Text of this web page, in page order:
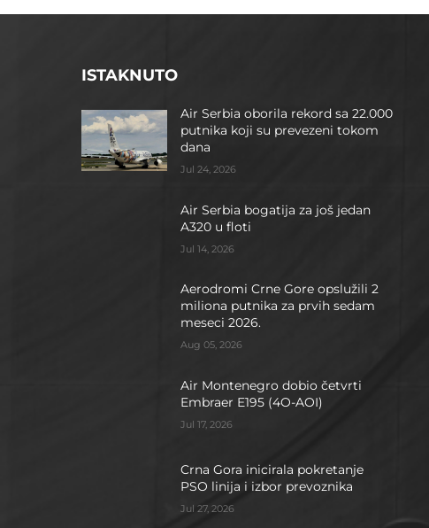
ISTAKNUTO
Air Serbia oborila rekord sa 22.000
putnika koji su prevezeni tokom
dana
Jul 24, 2026
Air Serbia bogatija za još jedan
A320 u floti
Jul 14, 2026
Aerodromi Crne Gore opslužili 2
miliona putnika za prvih sedam
meseci 2026.
Aug 05, 2026
Air Montenegro dobio četvrti
Embraer E195 (4O-AOI)
Jul 17, 2026
Crna Gora inicirala pokretanje
PSO linija i izbor prevoznika
Jul 27, 2026